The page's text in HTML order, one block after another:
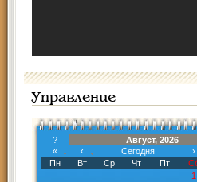
Управление
?
Август, 2026
«
‹ Сегодня ›
Пн
Вт Ср Чт Пт
1